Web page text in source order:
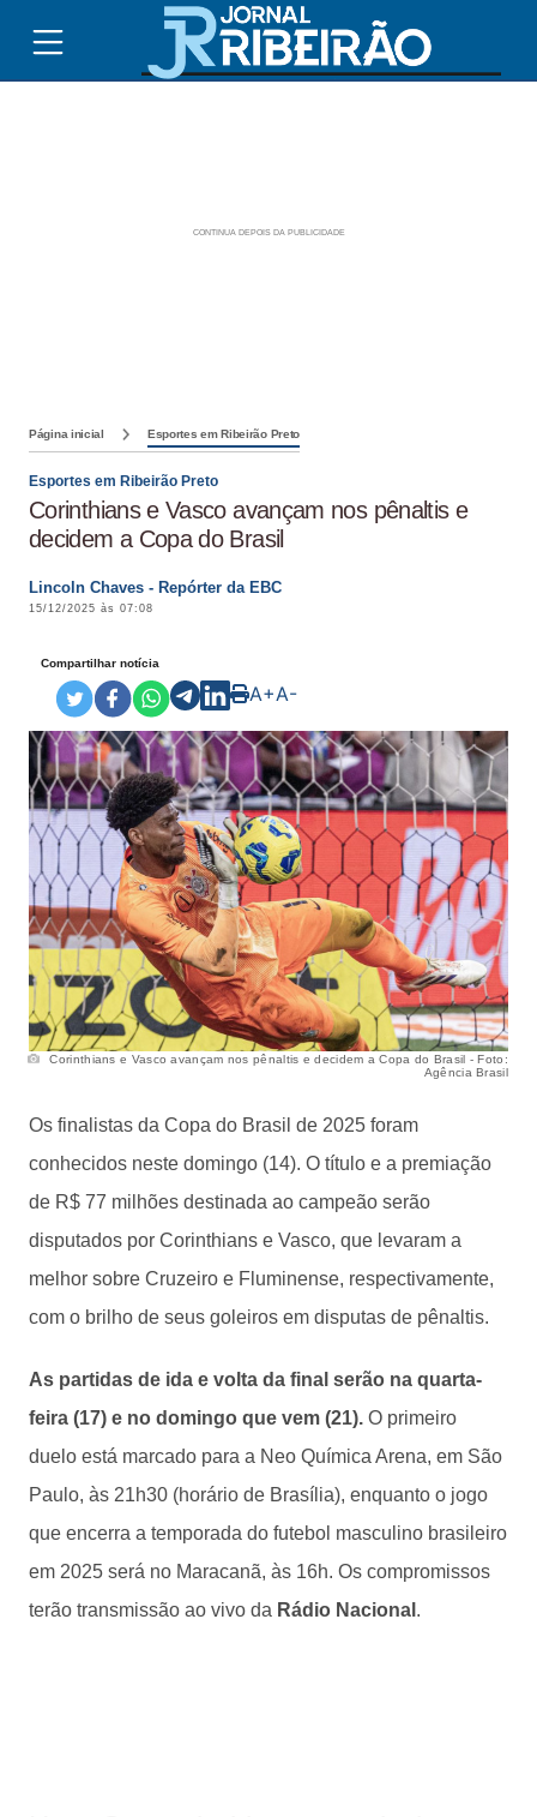
Página inicial Esportes em Ribeirão Preto
Esportes em Ribeirão Preto
Corinthians e Vasco avançam nos pênaltis e
decidem a Copa do Brasil
Lincoln Chaves - Repórter da EBC
15/12/2025 às 07:08
Compartilhar notícia
A+A-
Corinthians e Vasco avançam nos pênaltis e decidem a Copa do Brasil - Foto:
Agência Brasil
Os finalistas da Copa do Brasil de 2025 foram
conhecidos neste domingo (14). O título e a premiação
de R$ 77 milhões destinada ao campeão serão
disputados por Corinthians e Vasco, que levaram a
melhor sobre Cruzeiro e Fluminense, respectivamente,
com o brilho de seus goleiros em disputas de pênaltis.
As partidas de ida e volta da final serão na quarta-
feira (17) e no domingo que vem (21). O primeiro
duelo está marcado para a Neo Química Arena, em São
Paulo, às 21h30 (horário de Brasília), enquanto o jogo
que encerra a temporada do futebol masculino brasileiro
em 2025 será no Maracanã, às 16h. Os compromissos
terão transmissão ao vivo da Rádio Nacional .